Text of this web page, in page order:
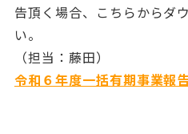
告頂く場合、こちらからダ
い。
（担当：藤田）
令和６年度一括有期事業報